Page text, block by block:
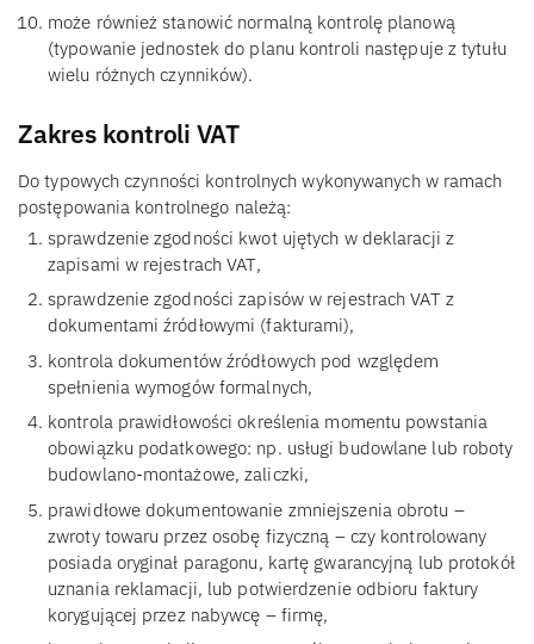
może również stanowić normalną kontrolę planową
(typowanie jednostek do planu kontroli następuje z tytułu
wielu różnych czynników).
Zakres kontroli VAT
Do typowych czynności kontrolnych wykonywanych w ramach
postępowania kontrolnego należą:
sprawdzenie zgodności kwot ujętych w deklaracji z
zapisami w rejestrach VAT,
sprawdzenie zgodności zapisów w rejestrach VAT z
dokumentami źródłowymi (fakturami),
kontrola dokumentów źródłowych pod względem
spełnienia wymogów formalnych,
kontrola prawidłowości określenia momentu powstania
obowiązku podatkowego: np. usługi budowlane lub roboty
budowlano-montażowe, zaliczki,
prawidłowe dokumentowanie zmniejszenia obrotu –
zwroty towaru przez osobę fizyczną – czy kontrolowany
posiada oryginał paragonu, kartę gwarancyjną lub protokół
uznania reklamacji, lub potwierdzenie odbioru faktury
korygującej przez nabywcę – firmę,